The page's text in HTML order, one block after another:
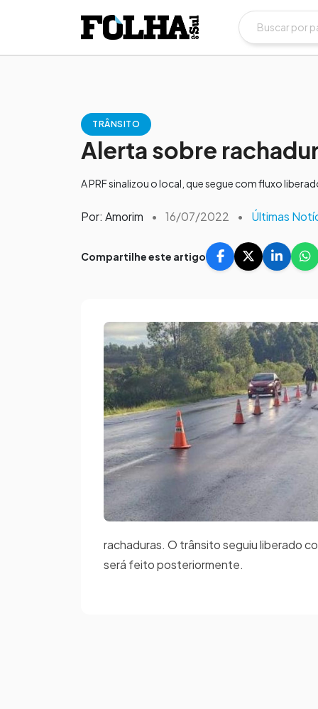
TRÂNSITO
Alerta sobre
A PRF sinalizou o local, que segue com fluxo
Por: Amorim • 16/07/2022 • Últimas
Compartilhe este artigo
rachaduras. O trânsito seguiu liberado
será feito posteriormente.